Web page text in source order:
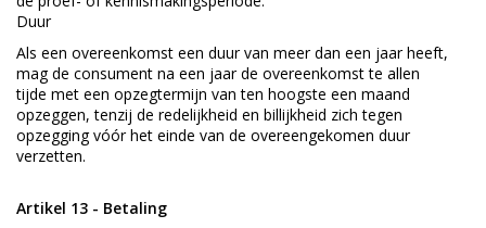
Duur
Als een overeenkomst een duur van meer dan een jaar heeft,
mag de consument na een jaar de overeenkomst te allen
tijde met een opzegtermijn van ten hoogste een maand
opzeggen, tenzij de redelijkheid en billijkheid zich tegen
opzegging vóór het einde van de overeengekomen duur
verzetten.
Artikel 13 - Betaling